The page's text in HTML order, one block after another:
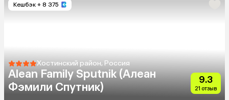
Кешбэк + 8 375
Хостинский район, Россия
Alean Family Sputnik (Алеан
Фэмили Спутник)
9.3
21 отзыв